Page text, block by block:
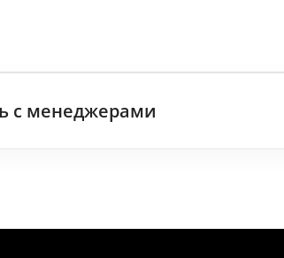
с менеджерами